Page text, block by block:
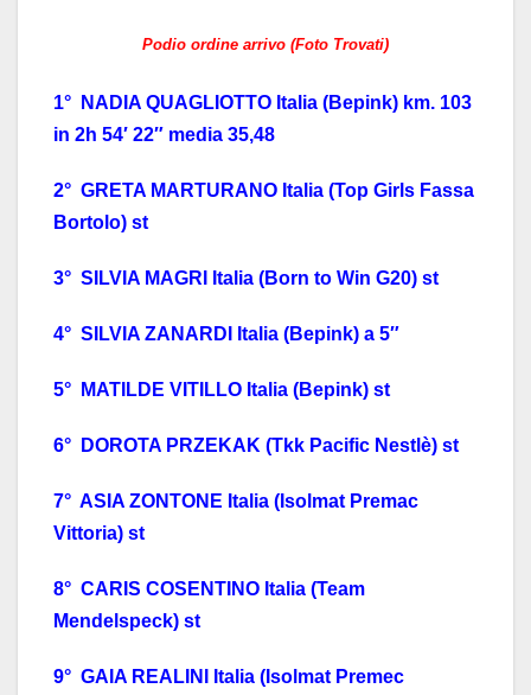
Podio ordine arrivo (Foto Trovati)
1° NADIA QUAGLIOTTO Italia (Bepink) km. 103
in 2h 54′ 22″ media 35,48
2° GRETA MARTURANO Italia (Top Girls Fassa
Bortolo) st
3° SILVIA MAGRI Italia (Born to Win G20) st
4° SILVIA ZANARDI Italia (Bepink) a 5″
5° MATILDE VITILLO Italia (Bepink) st
6° DOROTA PRZEKAK (Tkk Pacific Nestlè) st
7° ASIA ZONTONE Italia (Isolmat Premac
Vittoria) st
8° CARIS COSENTINO Italia (Team
Mendelspeck) st
9° GAIA REALINI Italia (Isolmat Premec